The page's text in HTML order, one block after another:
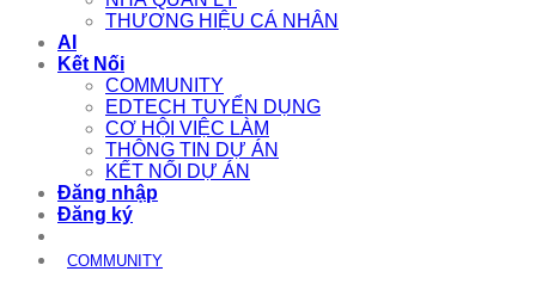
THƯƠNG HIỆU CÁ NHÂN
AI
Kết Nối
COMMUNITY
EDTECH TUYỂN DỤNG
CƠ HỘI VIỆC LÀM
THÔNG TIN DỰ ÁN
KẾT NỐI DỰ ÁN
Đăng nhập
Đăng ký
COMMUNITY